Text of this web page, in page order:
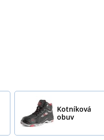
Kotníková
obuv